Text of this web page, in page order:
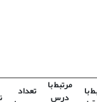
با مرتبط با
درس تعداد